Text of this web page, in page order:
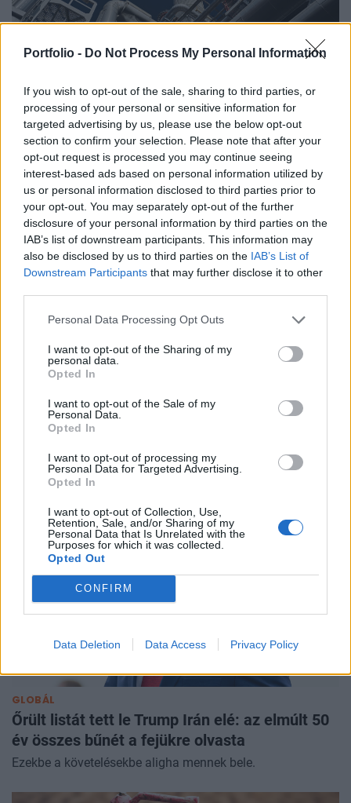
Portfolio - Do Not Process My Personal Information
If you wish to opt-out of the sale, sharing to third parties, or
processing of your personal or sensitive information for
targeted advertising by us, please use the below opt-out
section to confirm your selection. Please note that after your
opt-out request is processed you may continue seeing
interest-based ads based on personal information utilized by
us or personal information disclosed to third parties prior to
your opt-out. You may separately opt-out of the further
disclosure of your personal information by third parties on the
IAB’s list of downstream participants. This information may
also be disclosed by us to third parties on the IAB’s List of
Downstream Participants that may further disclose it to other
Personal Data Processing Opt Outs
I want to opt-out of the Sharing of my
personal data.
Opted In
I want to opt-out of the Sale of my
Personal Data.
Opted In
I want to opt-out of processing my
Personal Data for Targeted Advertising.
Opted In
I want to opt-out of Collection, Use,
Retention, Sale, and/or Sharing of my
Personal Data that Is Unrelated with the
Purposes for which it was collected.
Opted Out
CONFIRM
Data Deletion Data Access Privacy Policy
GAZDASÁG
Elhalasztják a Dunamenti Erőmű
karbantartását
A csúcsterhelés kiszolgálása érdekében.
GAZDASÁG
Fordulat Pakson: újra teljes teljesítményre
állhat az atomerőmű 2. blokkja
Még ma.
GLOBÁL
Őrült listát tett le Trump Irán elé: az elmúlt 50
év összes bűnét a fejükre olvasta
Ezekbe a követelésekbe aligha mennek bele.